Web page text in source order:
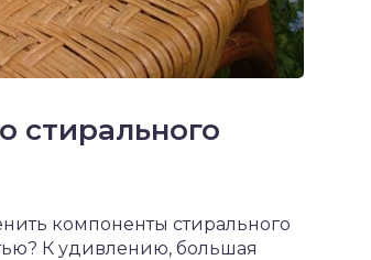
стирального
компоненты стирального
К удивлению, большая